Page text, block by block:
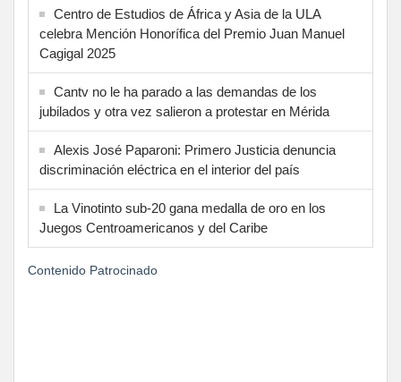
Centro de Estudios de África y Asia de la ULA
celebra Mención Honorífica del Premio Juan Manuel
Cagigal 2025
Cantv no le ha parado a las demandas de los
jubilados y otra vez salieron a protestar en Mérida
Alexis José Paparoni: Primero Justicia denuncia
discriminación eléctrica en el interior del país
La Vinotinto sub-20 gana medalla de oro en los
Juegos Centroamericanos y del Caribe
Contenido Patrocinado